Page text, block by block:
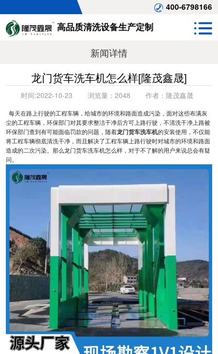
400-6798166
高品质清洗设备生产定制
新闻详情
龙门货车洗车机怎么样[隆茂鑫晟]
时间:2022-10-23 浏览量： 2048 作者： 隆茂鑫晟
每天在路上行驶的工程车辆，给城市的环境和路面造成污染，面对这些布满灰
尘的工程车辆，环保部门对其要求整洁干净后方可上路行驶，不清洗干净上路被
环保部门查到有可能面临罚款的问题，随着龙门货车洗车机的安装使用，不仅能
将工程车辆彻底清洗干净，而且解决了工程车辆上路行驶时对城市的环境和路面
造成的二次污染。那么龙门货车洗车机怎么样，对于不了解的用户来说总会有疑
问。